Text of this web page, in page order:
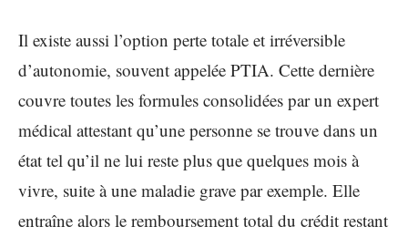
Il existe aussi l’option perte totale et irréversible
d’autonomie, souvent appelée PTIA. Cette dernière
couvre toutes les formules consolidées par un expert
médical attestant qu’une personne se trouve dans un
état tel qu’il ne lui reste plus que quelques mois à
vivre, suite à une maladie grave par exemple. Elle
entraîne alors le remboursement total du crédit restant